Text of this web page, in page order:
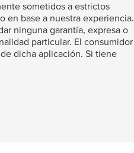
sometidos a estrictos
en base a nuestra experiencia.
ninguna garantía, expresa o
particular. El consumidor
dicha aplicación. Si tiene